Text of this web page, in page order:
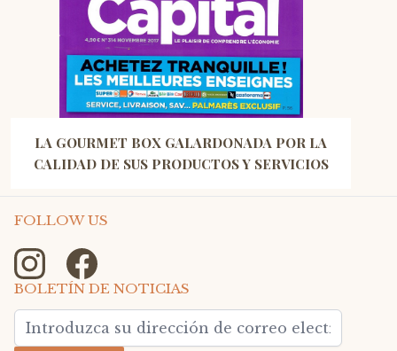
LA GOURMET BOX GALARDONADA POR LA
CALIDAD DE SUS PRODUCTOS Y SERVICIOS
FOLLOW US
BOLETÍN DE NOTICIAS
Dirección de email